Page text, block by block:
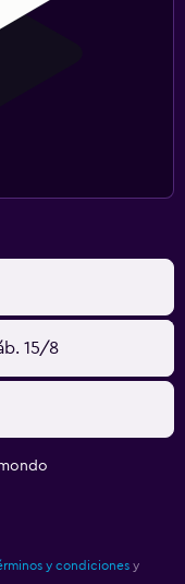
15/8
y condiciones y